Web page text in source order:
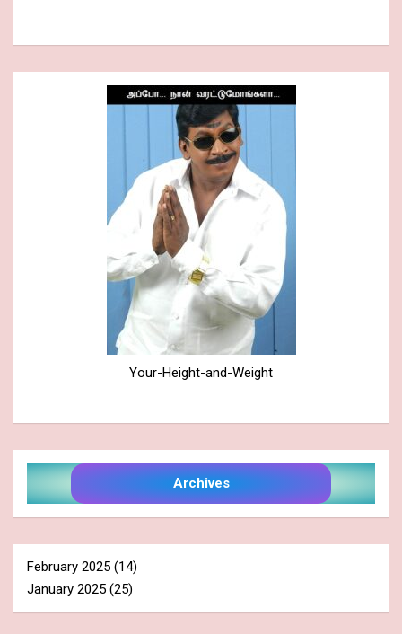
Your-Height-and-Weight
Archives
February 2025 (14)
January 2025 (25)